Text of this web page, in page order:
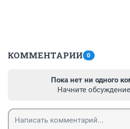
КОММЕНТАРИИ 0
Пока нет ни одного
Начните